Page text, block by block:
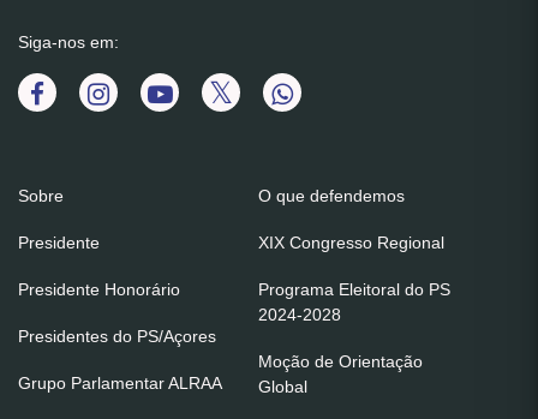
Siga-nos em:
Sobre
Presidente
Presidente Honorário
Presidentes do PS/Açores
Grupo Parlamentar ALRAA
O que defendemos
XIX Congresso Regional
Programa Eleitoral do PS
2024-2028
Moção de Orientação
Global